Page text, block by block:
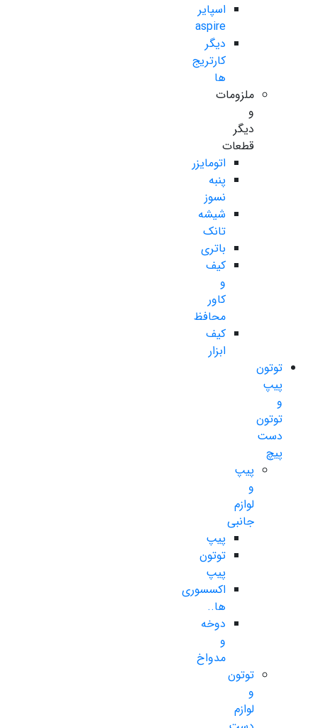
اسپایر
aspire
دیگر
کارتریج
ها
ملزومات
و
دیگر
قطعات
اتومایزر
پنبه
نسوز
شیشه
تانک
باتری
کیف
و
کاور
محافظ
کیف
ابزار
توتون
پیپ
و
توتون
دست
پیچ
پیپ
و
لوازم
جانبی
پیپ
توتون
پیپ
اکسسوری
ها..
دوخه
و
مدواخ
توتون
و
لوازم